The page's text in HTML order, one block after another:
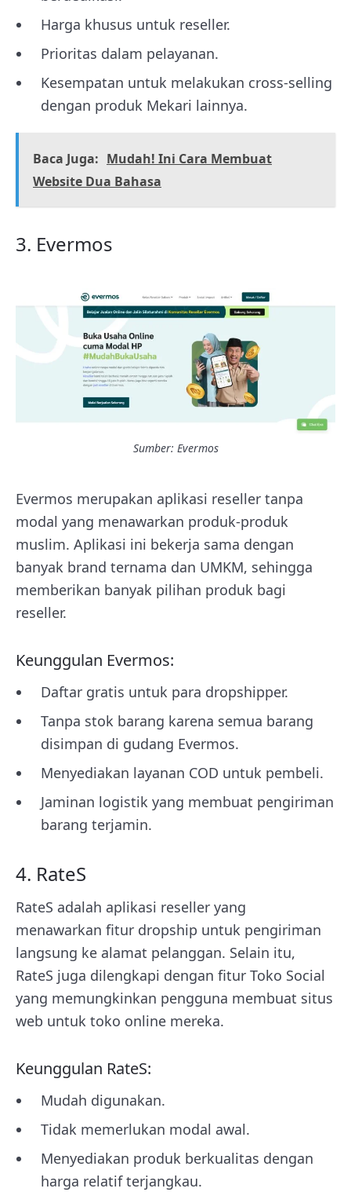
Harga khusus untuk reseller.
Prioritas dalam pelayanan.
Kesempatan untuk melakukan cross-selling
dengan produk Mekari lainnya.
Baca Juga: Mudah! Ini Cara Membuat
Website Dua Bahasa
3. Evermos
Sumber: Evermos
Evermos merupakan aplikasi reseller tanpa
modal yang menawarkan produk-produk
muslim. Aplikasi ini bekerja sama dengan
banyak brand ternama dan UMKM, sehingga
memberikan banyak pilihan produk bagi
reseller.
Keunggulan Evermos:
Daftar gratis untuk para dropshipper.
Tanpa stok barang karena semua barang
disimpan di gudang Evermos.
Menyediakan layanan COD untuk pembeli.
Jaminan logistik yang membuat pengiriman
barang terjamin.
4. RateS
RateS adalah aplikasi reseller yang
menawarkan fitur dropship untuk pengiriman
langsung ke alamat pelanggan. Selain itu,
RateS juga dilengkapi dengan fitur Toko Social
yang memungkinkan pengguna membuat situs
web untuk toko online mereka.
Keunggulan RateS:
Mudah digunakan.
Tidak memerlukan modal awal.
Menyediakan produk berkualitas dengan
harga relatif terjangkau.